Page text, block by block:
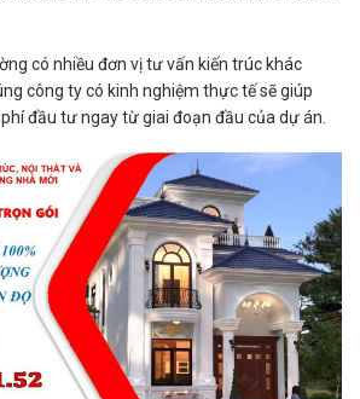
có nhiều đơn vị tư vấn kiến trúc khác
công ty có kinh nghiệm thực tế sẽ giúp
đầu tư ngay từ giai đoạn đầu của dự án.